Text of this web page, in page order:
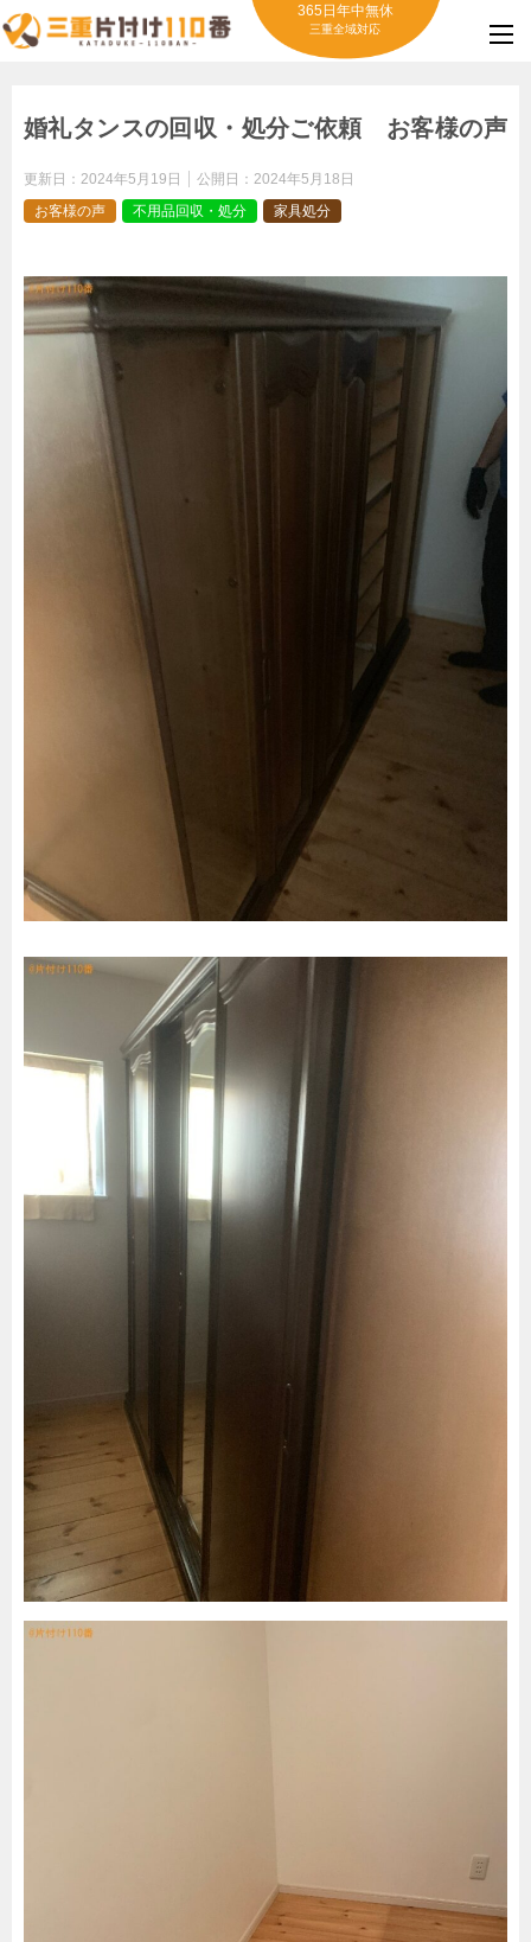
365日年中無休
三重全域対応
婚礼タンスの回収・処分ご依頼 お客様の声
更新日： 2024年5月19日 公開日： 2024年5月18日
お客様の声
不用品回収・処分 家具処分